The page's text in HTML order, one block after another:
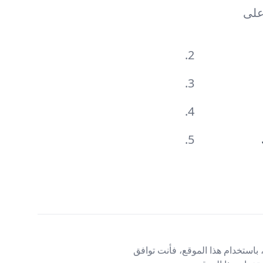
هذا الموقع، فأنت توافق